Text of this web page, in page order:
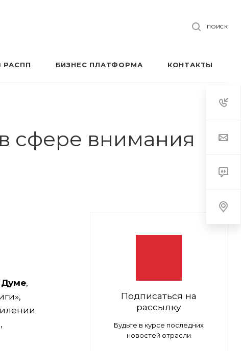
ПОИСК
РАСПП БИЗНЕС ПЛАТФОРМА КОНТАКТЫ
сфере внимания
Думе,
Подписаться на
рассылку
Будьте в курсе последних
новостей отрасли